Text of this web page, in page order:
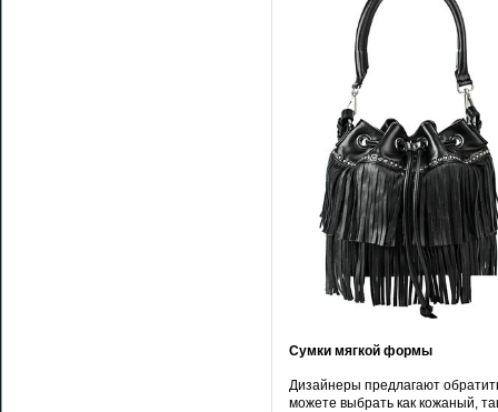
Сумки мягкой формы
Дизайнеры предлагают
можете выбрать как кожаный,